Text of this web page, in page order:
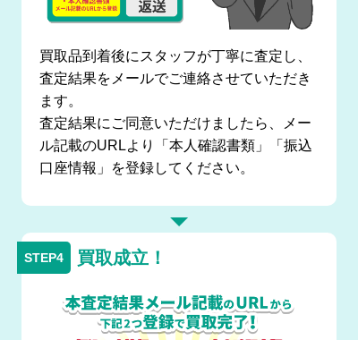
買取品到着後にスタッフが丁寧に査定し、
査定結果をメールでご連絡させていただき
ます。
査定結果にご同意いただけましたら、メー
ル記載のURLより「本人確認書類」「振込
口座情報」を登録してください。
買取成立！